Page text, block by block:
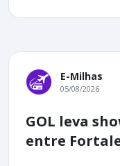
E-Milhas
05/08/2026
GOL leva
entre